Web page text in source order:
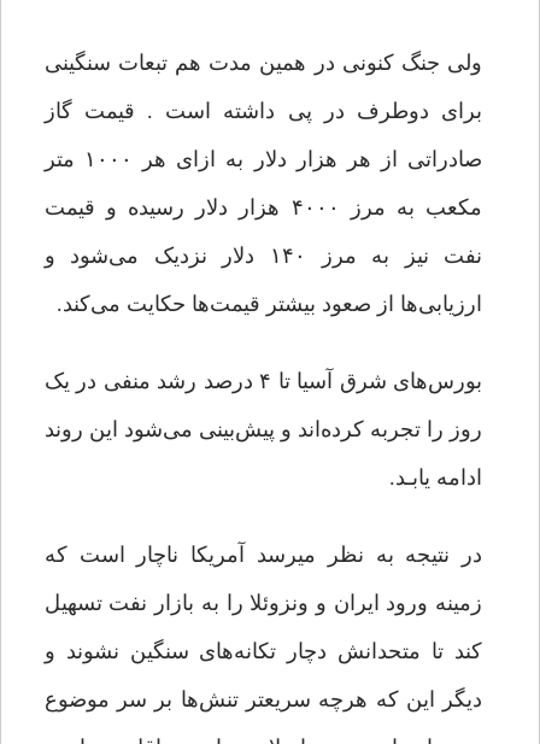
ولی جنگ کنونی در همین مدت هم تبعات سنگینی
برای دوطرف در پی داشته است . قیمت گاز
صادراتی از هر هزار دلار به ازای هر ۱۰۰۰ متر
مکعب به مرز ۴۰۰۰ هزار دلار رسیده و قیمت
نفت نیز به مرز ۱۴۰ دلار نزدیک می‌شود و
ارزیابی‌ها از صعود بیشتر قیمت‌ها حکایت می‌کند.
بورس‌های شرق آسیا تا ۴ درصد رشد منفی در یک
روز را تجربه کرده‌اند و پیش‌بینی می‌شود این روند
ادامه یابـد.
در نتیجه به نظر میرسد آمریکا ناچار است که
زمینه ورود ایران و ونزوئلا را به بازار نفت تسهیل
کند تا متحدانش دچار تکانه‌های سنگین نشوند و
دیگر این که هرچه سریعتر تنش‌ها بر سر موضوع